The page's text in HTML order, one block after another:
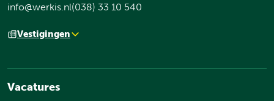
info@werkis.nl(038) 33 10 540
Vestigingen
Vacatures